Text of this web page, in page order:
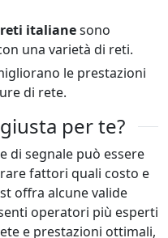
italianesono
una varietà di reti.
le prestazioni
di rete.
per te?
di segnale può essere
fattori quali costo e
offra alcune valide
operatori più esperti
e prestazioni ottimali,